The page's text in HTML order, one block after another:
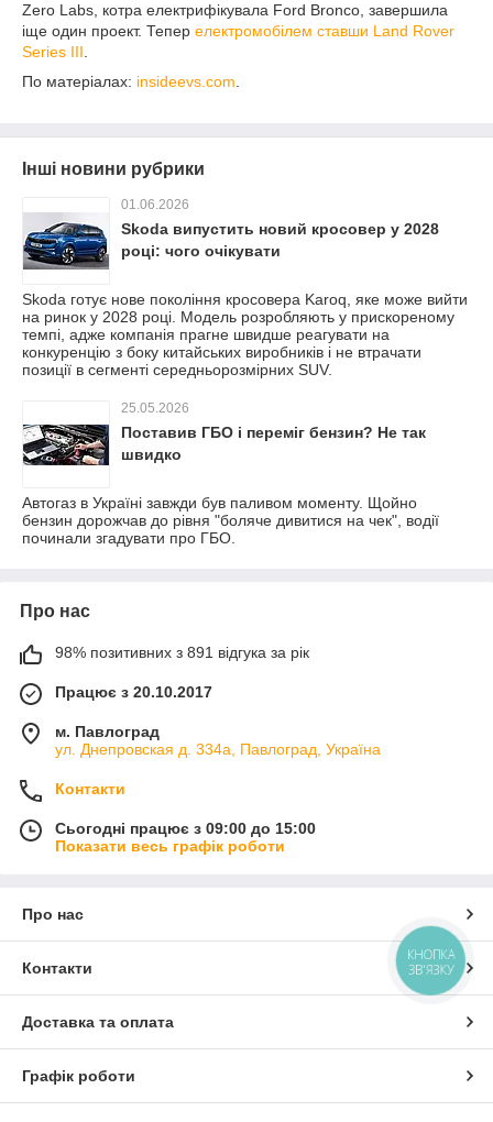
Zero Labs, котра електрифікувала Ford Bronco, завершила
іще один проект. Тепер електромобілем ставши Land Rover
Series III
По матеріалах: insideevs.com
Інші новини рубрики
01.06.2026
Skoda випустить новий кросовер у 2028
році: чого очікувати
Skoda готує нове покоління кросовера Karoq, яке може вийти
на ринок у 2028 році. Модель розробляють у прискореному
темпі, адже компанія прагне швидше реагувати на
конкуренцію з боку китайських виробників і не втрачати
позиції в сегменті середньорозмірних SUV.
25.05.2026
Поставив ГБО і переміг бензин? Не так
швидко
Автогаз в Україні завжди був паливом моменту. Щойно
бензин дорожчав до рівня "боляче дивитися на чек", водії
починали згадувати про ГБО.
Про нас
98% позитивних з 891 відгука за рік
Працює з 20.10.2017
м. Павлоград
ул. Днепровская д. 334а, Павлоград, Україна
Контакти
Сьогодні працює з 09:00 до 15:00
Показати весь графік роботи
Про нас
Контакти
Доставка та оплата
Графік роботи
КНОПКА
ЗВ'ЯЗКУ